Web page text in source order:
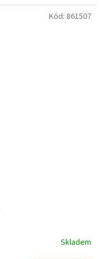
Skladem
Kód: 861507